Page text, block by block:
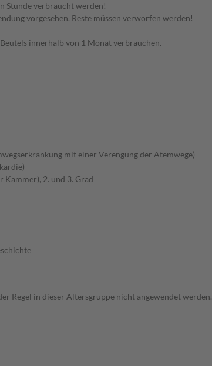
Stunde verbraucht werden!
vorgesehen. Reste müssen verworfen werden!
innerhalb von 1 Monat verbrauchen.
mit einer Verengung der Atemwege)
Kammer), 2. und 3. Grad
Regel in dieser Altersgruppe nicht angewendet werden.